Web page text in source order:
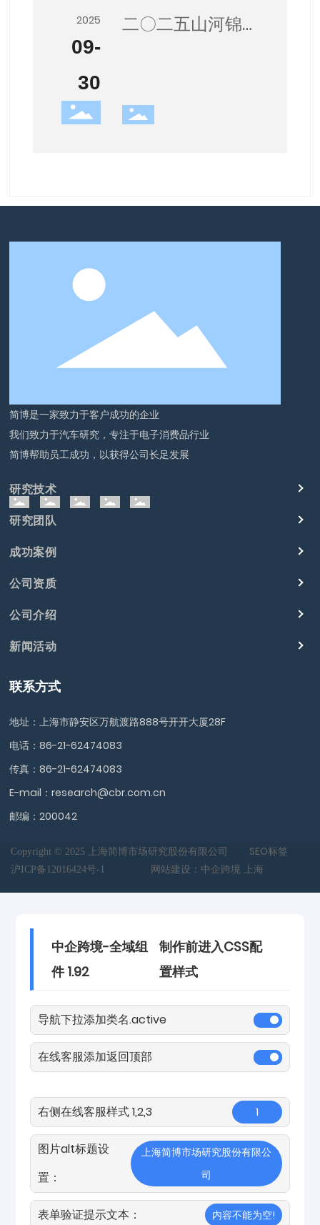
2025
09-
30
二〇二五山河锦
庆快乐！
简博是一家致力于客户成功的企业
我们致力于汽车研究，专注于电子消费品行业
简博帮助员工成功，以获得公司长足发展
研究技术
研究团队
成功案例
公司资质
公司介绍
新闻活动
联系方式
地址：上海市静安区万航渡路888号开开大厦28F
电话：86-21-62474083
传真：86-21-62474083
E-mail：research@cbr.com.cn
邮编：200042
Copyright © 2025 上海简博市场研究股份有限公司 SEO标签
沪ICP备12016424号-1 网站建设：中企跨境 上海
中企跨境-全域组
件 1.92
制作前进入CSS配
置样式
导航下拉添加类名.active
在线客服添加返回顶部
右侧在线客服样式 1,2,3 1
图片alt标题设
置：
上海简博市场研究股份有限公
司
表单验证提示文本： 内容不能为空!